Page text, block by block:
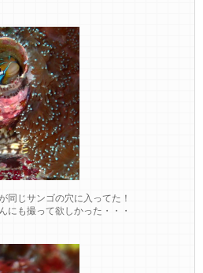
同じサンゴの穴に入ってた！
も撮って欲しかった・・・